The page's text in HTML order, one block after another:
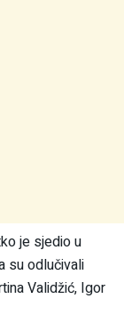
je sjedio u
su odlučivali
Validžić, Igor